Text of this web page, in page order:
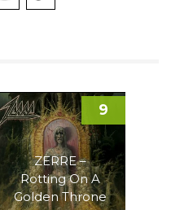
ZERRE –
Rotting On A
Golden Throne
9